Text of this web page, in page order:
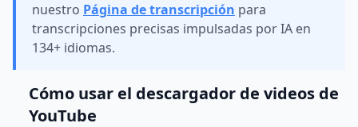
nuestro Página de transcripción para
transcripciones precisas impulsadas por IA en
134+ idiomas.
Cómo usar el descargador de videos de
YouTube